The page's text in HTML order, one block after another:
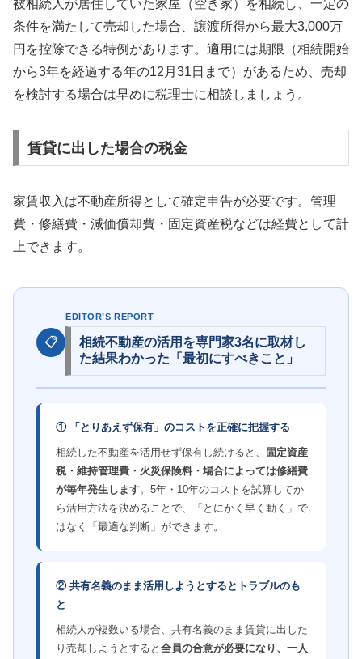
被相続人が居住していた家屋（空き家）を相続し、一定の
条件を満たして売却した場合、譲渡所得から最大3,000万
円を控除できる特例があります。適用には期限（相続開始
から3年を経過する年の12月31日まで）があるため、売却
を検討する場合は早めに税理士に相談しましょう。
賃貸に出した場合の税金
家賃収入は不動産所得として確定申告が必要です。管理
費・修繕費・減価償却費・固定資産税などは経費として計
上できます。
📋
EDITOR’S REPORT
相続不動産の活用を専門家3名に取材し
た結果わかった「最初にすべきこと」
① 「とりあえず保有」のコストを正確に把握する
相続した不動産を活用せず保有し続けると、
固定資産
税・維持管理費・火災保険料・場合によっては修繕費
が毎年発生します。5年・10年のコストを試算してか
ら活用方法を決めることで、「とにかく早く動く」で
はなく「最適な判断」ができます。
② 共有名義のまま活用しようとするとトラブルのも
と
相続人が複数いる場合、共有名義のまま賃貸に出した
り売却しようとすると 全員の合意が必要になり、一人